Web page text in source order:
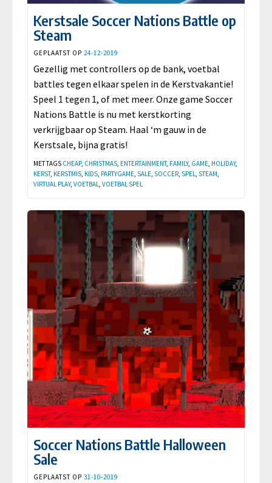
Kerstsale Soccer Nations Battle op
Steam
GEPLAATST OP 24-12-2019
Gezellig met controllers op de bank, voetbal
battles tegen elkaar spelen in de Kerstvakantie!
Speel 1 tegen 1, of met meer. Onze game Soccer
Nations Battle is nu met kerstkorting
verkrijgbaar op Steam. Haal ‘m gauw in de
Kerstsale, bijna gratis!
MET TAGS CHEAP, CHRISTMAS, ENTERTAINMENT, FAMILY, GAME, HOLIDAY,
KERST, KERSTMIS, KIDS, PARTYGAME, SALE, SOCCER, SPEL, STEAM,
VIRTUAL PLAY, VOETBAL, VOETBAL SPEL
Soccer Nations Battle Halloween
Sale
GEPLAATST OP 31-10-2019